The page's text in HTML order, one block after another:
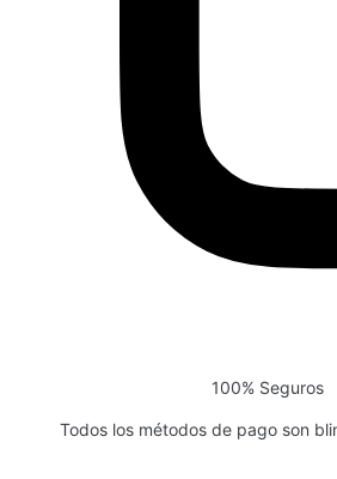
100% Seguros
Todos los métodos de pago son